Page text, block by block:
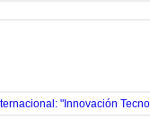
"Innovación